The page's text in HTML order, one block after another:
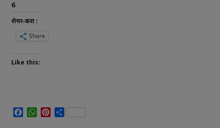
6
शेयर-करा :
Share
Like this:
Facebook
WhatsApp
Pinterest
Share